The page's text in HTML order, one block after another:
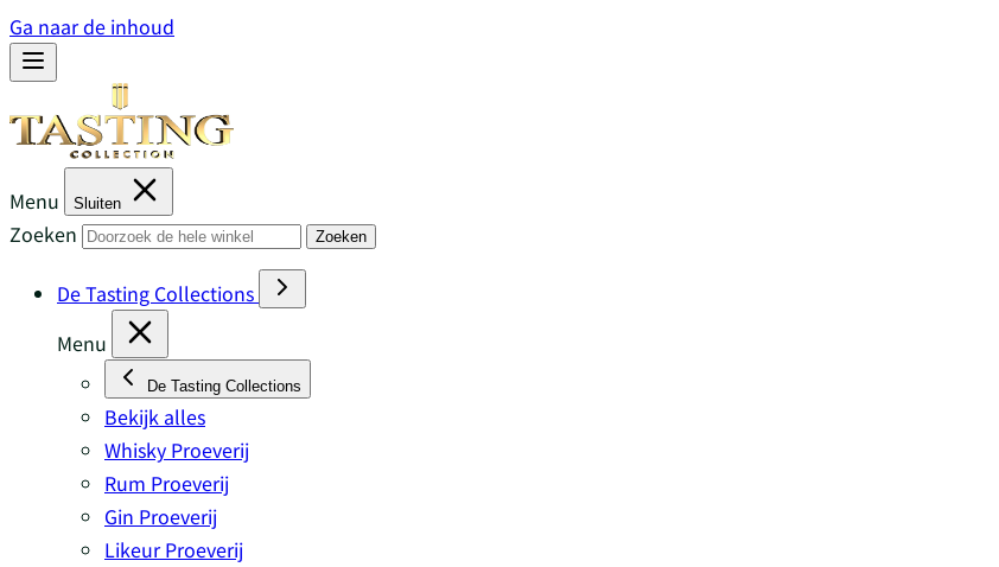
Ga naar de inhoud
Menu Sluiten
Zoeken Zoeken
De Tasting Collections
Menu
De Tasting Collections
Bekijk alles
Whisky Proeverij
Rum Proeverij
Gin Proeverij
Likeur Proeverij